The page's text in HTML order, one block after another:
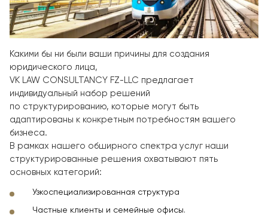
Какими бы ни были ваши причины для создания
юридического лица,
VK LAW CONSULTANCY FZ-LLC предлагает
индивидуальный набор решений
по структурированию, которые могут быть
адаптированы к конкретным потребностям вашего
бизнеса.
В рамках нашего обширного спектра услуг наши
структурированные решения охватывают пять
основных категорий:
Узкоспециализированная структура
Частные клиенты и семейные офисы.